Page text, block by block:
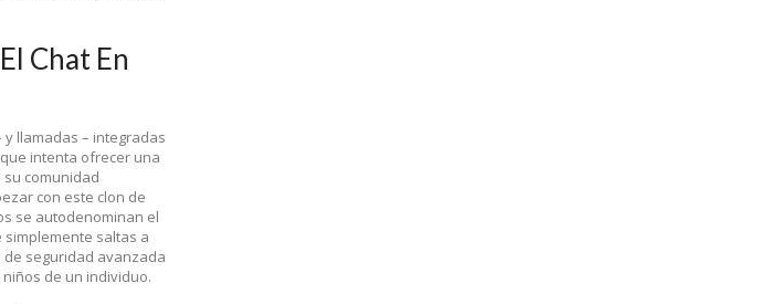
Chat En
llamadas – integradas
intenta ofrecer una
comunidad
con este clon de
se autodenominan el
simplemente saltas a
de seguridad avanzada
de un individuo.